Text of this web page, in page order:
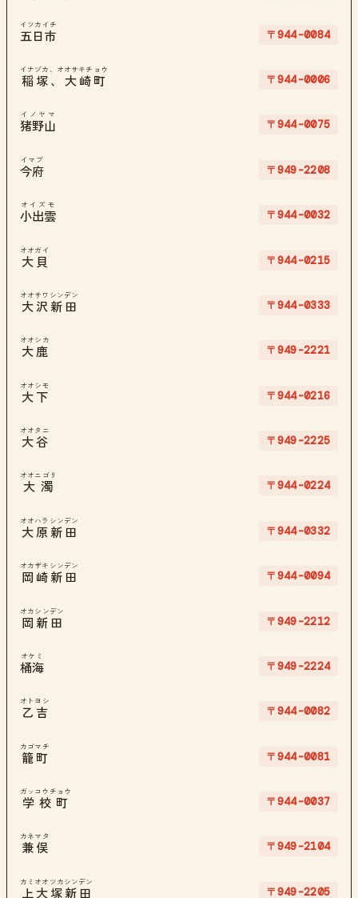
五日市
イツカイチ
〒944-0084
稲塚、大崎町
イナヅカ、オオサキチョウ
〒944-0006
猪野山
イノヤマ
〒944-0075
今府
イマブ
〒949-2208
小出雲
オイズモ
〒944-0032
大貝
オオガイ
〒944-0215
大沢新田
オオサワシンデン
〒944-0333
大鹿
オオシカ
〒949-2221
大下
オオシモ
〒944-0216
大谷
オオタニ
〒949-2225
大濁
オオニゴリ
〒944-0224
大原新田
オオハラシンデン
〒944-0332
岡崎新田
オカザキシンデン
〒944-0094
岡新田
オカシンデン
〒949-2212
桶海
オケミ
〒949-2224
乙吉
オトヨシ
〒944-0082
籠町
カゴマチ
〒944-0081
学校町
ガッコウチョウ
〒944-0037
兼俣
カネマタ
〒949-2104
上大塚新田
カミオオツカシンデン
〒949-2205